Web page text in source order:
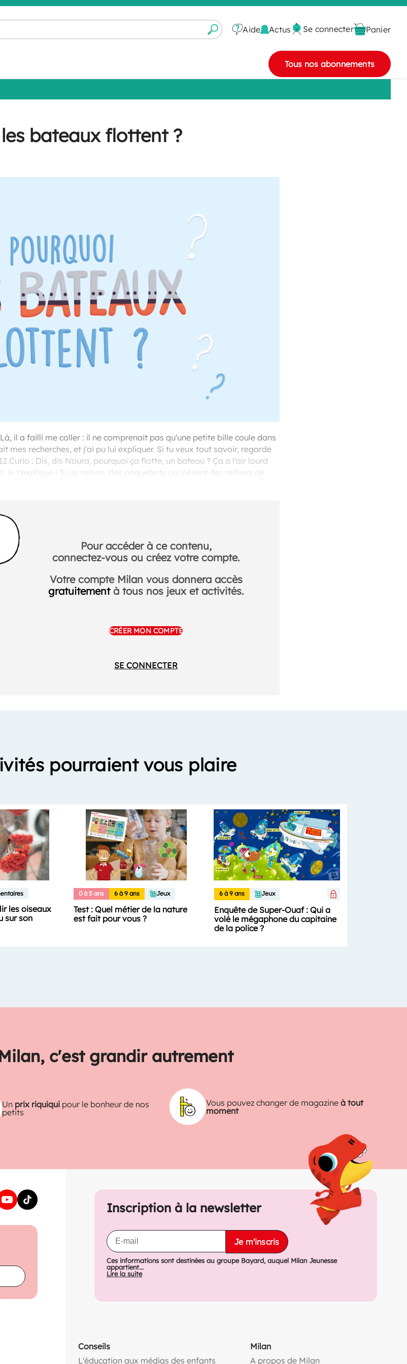
Aide Actus Se connecter Panier
Tous nos abonnements
bateaux flottent ?
il a failli me coller : il ne comprenait pas qu'une petite bille coule dans
mes recherches, et j'ai pu lui expliquer. Si tu veux tout savoir, regarde
Curio : Dis, dis Noura, pourquoi ça flotte, un bateau ? Ça a l'air lourd
je t'explique ! Tu as raison, des paquebots qui pèsent des milliers de
Pour accéder à ce contenu,
connectez-vous ou créez votre compte.
Votre compte Milan vous donnera accès
gratuitementà tous nos jeux et activités.
CRÉER MON COMPTE
SE CONNECTER
pourraient vous plaire
les oiseaux
sur son
0 à 5 ans 6 à 9 ans Jeux
Test : Quel métier de la nature
est fait pour vous ?
6 à 9 ans Jeux
Enquête de Super-Ouaf : Qui a
volé le mégaphone du capitaine
de la police ?
c'est grandir autrement
Un prix riquiqui pour le bonheur de nos
petits
Vous pouvez changer de magazine à tout
moment
Inscription à la newsletter
Je m'inscris
Ces informations sont destinées au groupe Bayard, auquel Milan Jeunesse
appartient...
Lire la suite
Conseils
L'éducation aux médias des enfants
Milan
A propos de Milan